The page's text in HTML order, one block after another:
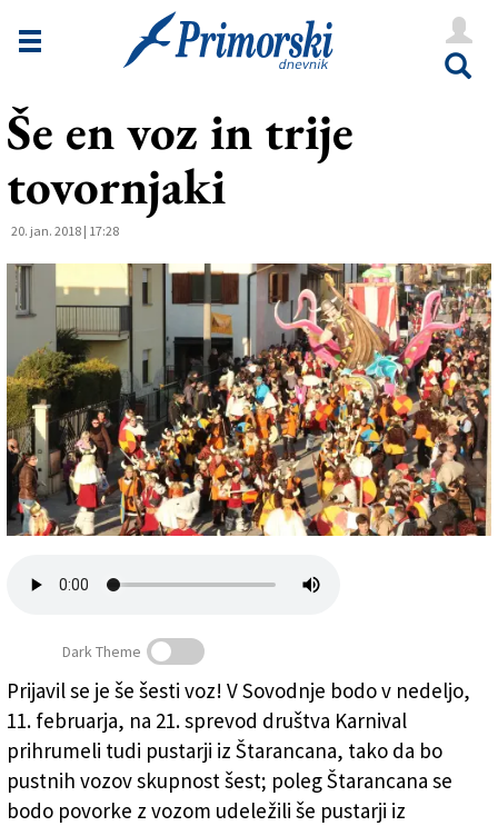
Novice
Goriška
Še
Vreme
V Kioskih
Uredništvo
Oglasi
Založnik
Še en voz in trije
tovornjaki
20. jan. 2018 | 17:28
Še en voz in trije tovornjaki
Dark Theme
Prijavil se je še šesti voz! V Sovodnje bodo v nedeljo,
11. februarja, na 21. sprevod društva Karnival
prihrumeli tudi pustarji iz Štarancana, tako da bo
pustnih vozov skupnost šest; poleg Štarancana se
bodo povorke z vozom udeležili še pustarji iz